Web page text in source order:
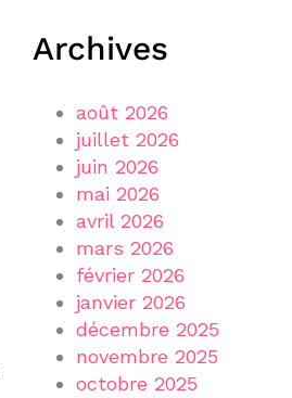
Archives
août 2026
juillet 2026
juin 2026
mai 2026
avril 2026
mars 2026
février 2026
janvier 2026
décembre 2025
novembre 2025
octobre 2025